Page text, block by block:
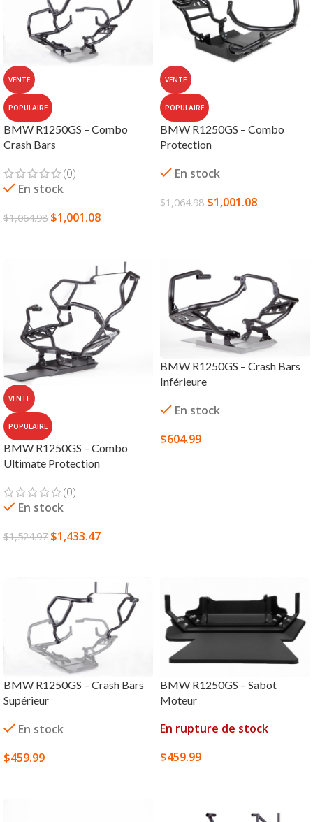
VENTE
POPULAIRE
BMW R1250GS – Combo
Crash Bars
(0)
En stock
$1,064.98 $1,001.08
VENTE
POPULAIRE
BMW R1250GS – Combo
Protection
En stock
$1,064.98 $1,001.08
VENTE
POPULAIRE
BMW R1250GS – Combo
Ultimate Protection
(0)
En stock
$1,524.97 $1,433.47
BMW R1250GS – Crash Bars
Inférieure
En stock
$604.99
BMW R1250GS – Crash Bars
Supérieur
En stock
$459.99
BMW R1250GS – Sabot
Moteur
En rupture de stock
$459.99